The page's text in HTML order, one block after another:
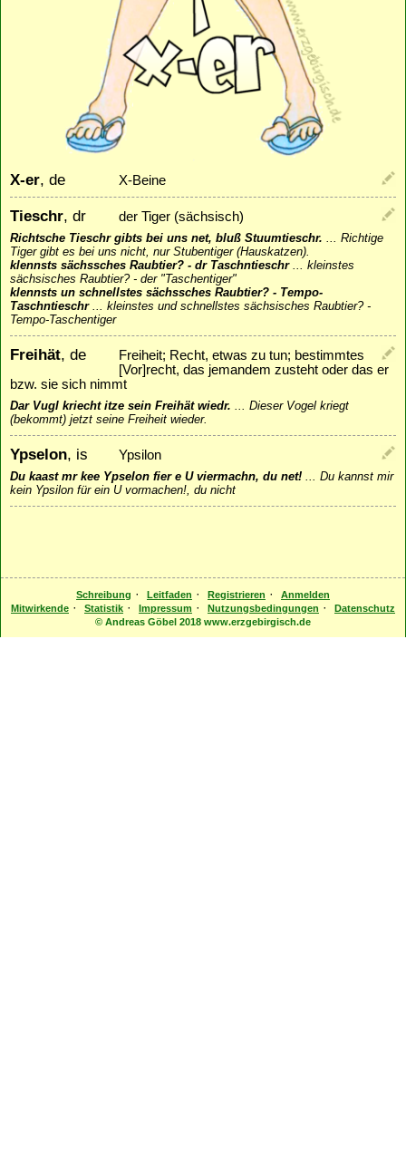
X-er, de X-Beine
Tieschr, dr der Tiger (sächsisch)
Richtsche Tieschr gibts bei uns net, bluß Stuumtieschr.
Richtige
Tiger gibt es bei uns nicht, nur Stubentiger (Hauskatzen).
klennsts sächssches Raubtier? - dr Taschntieschr... kleinstes
sächsisches Raubtier? - der "Taschentiger"
klennsts un schnellstes sächssches Raubtier? - Tempo-
Taschntieschr... kleinstes und schnellstes sächsisches Raubtier? -
Tempo-Taschentiger
Freihät, de
Freiheit; Recht, etwas zu tun; bestimmtes
[Vor]recht, das jemandem zusteht oder das er
bzw. sie sich nimmt
Dar Vugl kriecht itze sein Freihät wiedr.
Dieser Vogel kriegt
(bekommt) jetzt seine Freiheit wieder.
Ypselon, is Ypsilon
Du kaast mr kee Ypselon fier e U viermachn, du net!
Du kannst mir
kein Ypsilon für ein U vormachen!, du nicht
Schreibung · Leitfaden · Registrieren ·
Anmelden
Mitwirkende · Statistik · Impressum · Nutzungsbedingungen ·
Datenschutz
© Andreas Göbel 2018 www.erzgebirgisch.de